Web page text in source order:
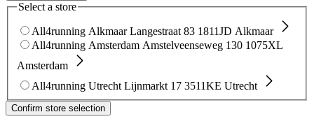
Select a store
All4running Alkmaar Langestraat 83 1811JD Alkmaar
All4running Amsterdam Amstelveenseweg 130 1075XL
Amsterdam
All4running Utrecht Lijnmarkt 17 3511KE Utrecht
Confirm store selection